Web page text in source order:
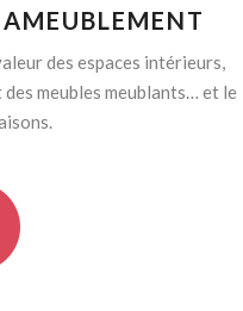
des espaces intérieurs,
des meubles meublants… et le